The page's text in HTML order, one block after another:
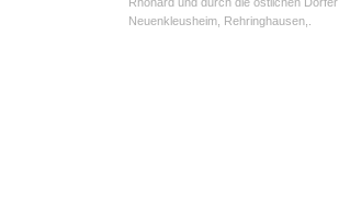
Neuenkleusheim, Rehringhausen,.